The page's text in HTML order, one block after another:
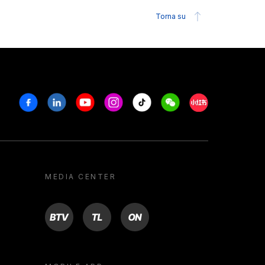
Torna su
FacebookLinkedinYoutubeInstagram
Tiktok WeechatXiaohongshu/
MEDIA CENTER
BTV TL ON